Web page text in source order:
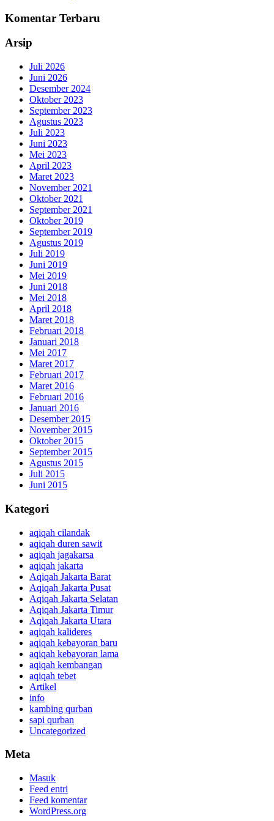
Komentar Terbaru
Arsip
Juli 2026
Juni 2026
Desember 2024
Oktober 2023
September 2023
Agustus 2023
Juli 2023
Juni 2023
Mei 2023
April 2023
Maret 2023
November 2021
Oktober 2021
September 2021
Oktober 2019
September 2019
Agustus 2019
Juli 2019
Juni 2019
Mei 2019
Juni 2018
Mei 2018
April 2018
Maret 2018
Februari 2018
Januari 2018
Mei 2017
Maret 2017
Februari 2017
Maret 2016
Februari 2016
Januari 2016
Desember 2015
November 2015
Oktober 2015
September 2015
Agustus 2015
Juli 2015
Juni 2015
Kategori
aqiqah cilandak
aqiqah duren sawit
aqiqah jagakarsa
aqiqah jakarta
Aqiqah Jakarta Barat
Aqiqah Jakarta Pusat
Aqiqah Jakarta Selatan
Aqiqah Jakarta Timur
Aqiqah Jakarta Utara
aqiqah kalideres
aqiqah kebayoran baru
aqiqah kebayoran lama
aqiqah kembangan
aqiqah tebet
Artikel
info
kambing qurban
sapi qurban
Uncategorized
Meta
Masuk
Feed entri
Feed komentar
WordPress.org